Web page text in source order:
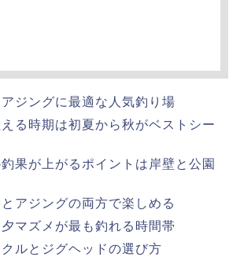
ジングに最適な人気釣り場
る時期は初夏から秋がベストシー
果が上がるポイントは岸壁と公園
アジングの両方で楽しめる
マズメが最も釣れる時間帯
ルとジグヘッドの選び方